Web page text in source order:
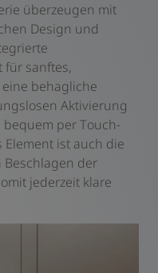
überzeugen mit
Design und
sanftes,
behagliche
Aktivierung
bequem per Touch-
Element ist auch die
der
jederzeit klare